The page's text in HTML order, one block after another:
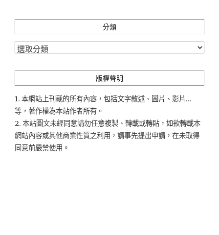
分類
分
版權聲明
1. 本網站上刊載的所有內容，包括文字敘述、圖片、影片...
等，著作權為本站作者所有。
2. 本站圖文未經同意請勿任意複製、轉載或轉貼，如欲轉載本
網站內容或其他商業性質之利用，請事先提出申請，在未取得
同意前嚴禁使用。